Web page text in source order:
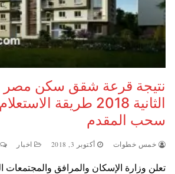
نتيجة قرعة شقق سكن مصر
الثانية 2018 طريقة
سحب المقدم
خمس خطوات أكتوبر 3, 2018 اخبار
تعلن وزارة الإسكان والمرافق والمجتمعات